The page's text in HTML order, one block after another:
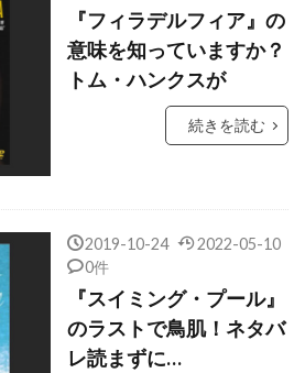
ス
ケネス・ウット
ル
ケビン・コスナー
ケビン・ベーコン
リンツ
ド
ケント・マッコード
ケン・ケンセイ
ケン・ダリー
ケン・ノーラン
『フィラデルフィア』の
意味を知っていますか？
トム・ハンクスが
続きを読む
2019-10-24
2022-05-10
0件
『スイミング・プール』
のラストで鳥肌！ネタバ
レ読まずに…